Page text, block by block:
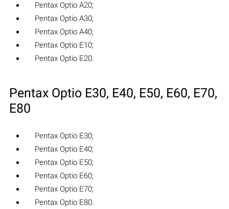
Pentax Optio A20;
Pentax Optio A30;
Pentax Optio A40;
Pentax Optio E10;
Pentax Optio E20.
Pentax Optio E30, E40, E50, E60, E70,
E80
Pentax Optio E30;
Pentax Optio E40;
Pentax Optio E50;
Pentax Optio E60;
Pentax Optio E70;
Pentax Optio E80.